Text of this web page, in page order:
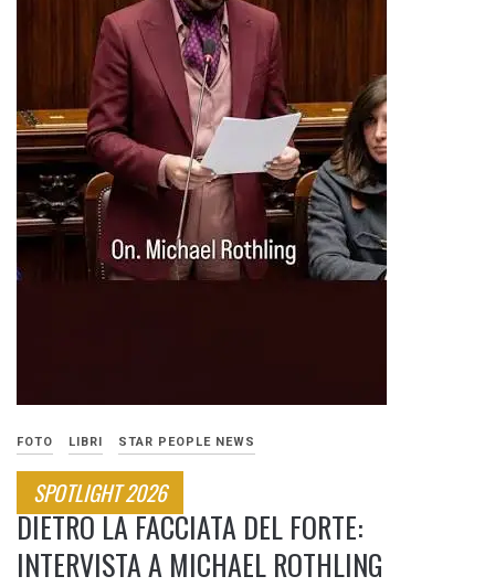
FOTO LIBRI STAR PEOPLE NEWS
SPOTLIGHT 2026
DIETRO LA FACCIATA DEL FORTE:
INTERVISTA A MICHAEL ROTHLING